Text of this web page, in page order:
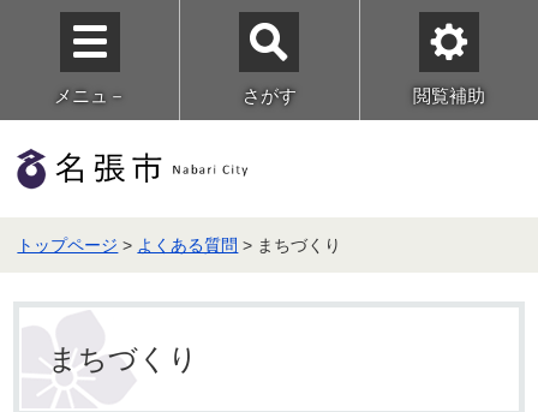
メニュ－ さがす 閲覧補助
トップページ > よくある質問 > まちづくり
まちづくり